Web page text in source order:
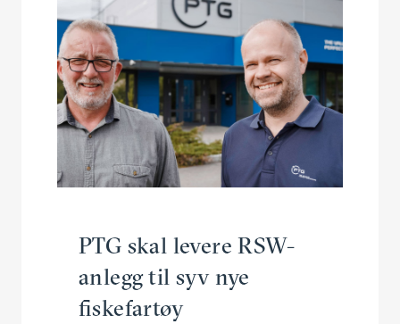
PTG skal levere RSW-
anlegg til syv nye
fiskefartøy